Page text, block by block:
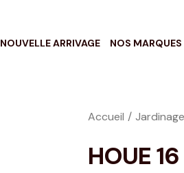
NOUVELLE ARRIVAGE NOS MARQUES
Accueil Jardinage
HOUE